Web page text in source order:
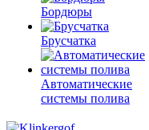
Бордюры
Брусчатка
Автоматические
системы полива